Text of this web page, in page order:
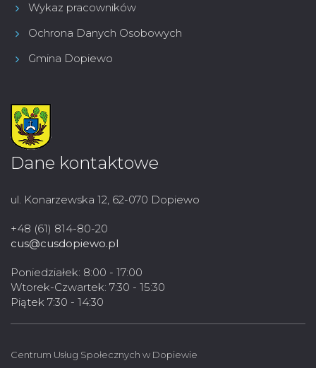
Wykaz pracowników
Ochrona Danych Osobowych
Gmina Dopiewo
Dane kontaktowe
ul. Konarzewska 12, 62-070 Dopiewo
+48 (61) 814-80-20
cus@cusdopiewo.pl
Poniedziałek: 8:00 - 17:00
Wtorek-Czwartek: 7:30 - 15:30
Piątek 7:30 - 14:30
Centrum Usług Społecznych w Dopiewie